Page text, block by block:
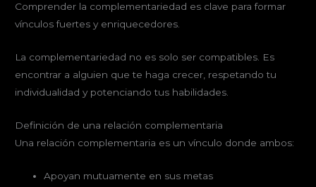
Comprender la complementariedad es clave para formar
vínculos fuertes y enriquecedores.
La complementariedad no es solo ser compatibles. Es
encontrar a alguien que te haga crecer, respetando tu
individualidad y potenciando tus habilidades.
Definición de una relación complementaria
Una relación complementaria es un vínculo donde ambos:
Apoyan mutuamente en sus metas